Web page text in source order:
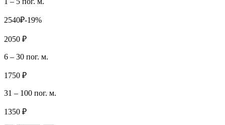
2540₽-19%
2050 ₽
6 – 30 пог. м.
1750 ₽
31 – 100 пог. м.
1350 ₽